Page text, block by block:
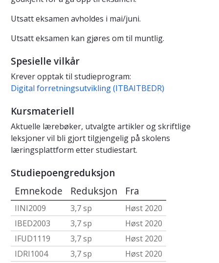
Utsatt eksamen avholdes i mai/juni.
Utsatt eksamen kan gjøres om til muntlig.
Spesielle vilkår
Krever opptak til studieprogram:
Digital forretningsutvikling (ITBAITBEDR)
Kursmateriell
Aktuelle lærebøker, utvalgte artikler og skriftlige
leksjoner vil bli gjort tilgjengelig på skolens
læringsplattform etter studiestart.
Studiepoengreduksjon
Emnekode Reduksjon Fra
IINI2009 3,7 sp
Høst 2020
IBED2003
3,7 sp
Høst 2020
IFUD1119
3,7 sp
Høst 2020
IDRI1004
3,7 sp
Høst 2020